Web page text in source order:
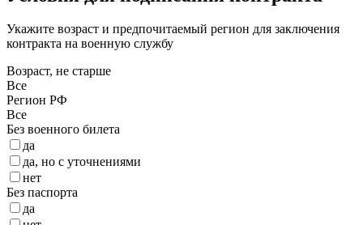
Укажите возраст и предпочитаемый регион для заключения
контракта на военную службу
Возраст, не старше
Все
Регион РФ
Все
Без военного билета
да
да, но с уточнениями
нет
Без паспорта
да